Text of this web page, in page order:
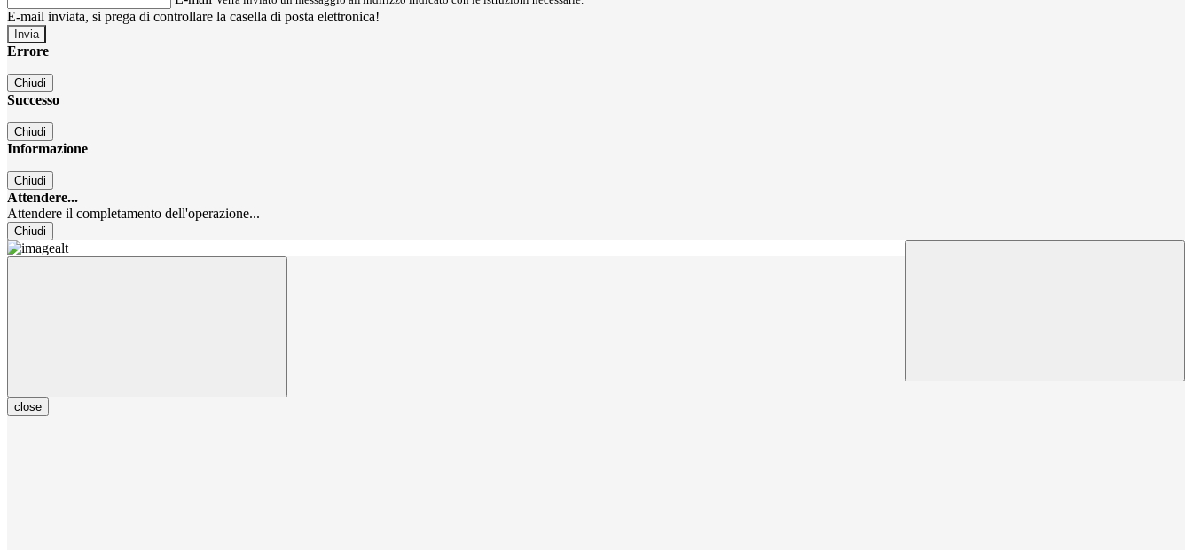
E-mail inviata, si prega di controllare la casella di posta elettronica!
Errore
Chiudi
Successo
Chiudi
Informazione
Chiudi
Attendere...
Attendere il completamento dell'operazione...
Chiudi
close